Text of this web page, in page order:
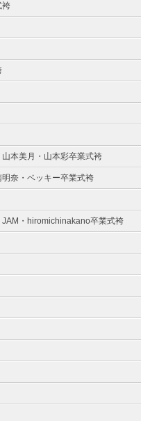
袴
本美月・山本彩卒業式袴
奈・ベッキー卒業式袴
・hiromichinakano卒業式袴